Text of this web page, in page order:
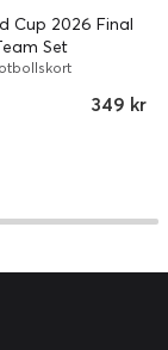
Cup 2026 Final
Set
349 kr